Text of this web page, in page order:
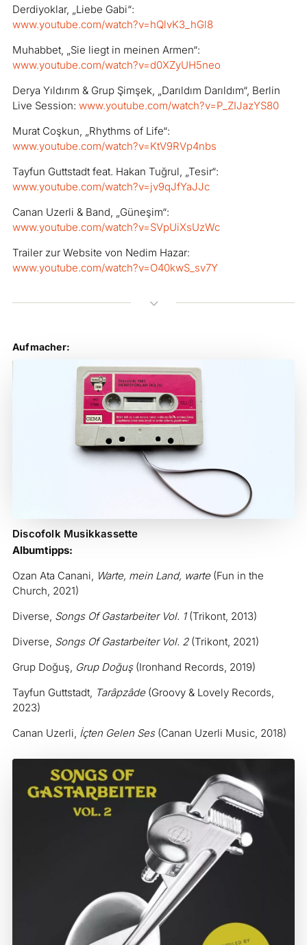
Derdiyoklar, „Liebe Gabi“:
www.youtube.com/watch?v=hQlvK3_hGl8
Muhabbet, „Sie liegt in meinen Armen“:
www.youtube.com/watch?v=d0XZyUH5neo
Derya Yıldırım & Grup Şimşek, „Darıldım Darıldım“, Berlin
Live Session: www.youtube.com/watch?v=P_ZIJazYS80
Murat Coşkun, „Rhythms of Life“:
www.youtube.com/watch?v=KtV9RVp4nbs
Tayfun Guttstadt feat. Hakan Tuğrul, „Tesir“:
www.youtube.com/watch?v=jv9qJfYaJJc
Canan Uzerli & Band, „Güneşim“:
www.youtube.com/watch?v=SVpUiXsUzWc
Trailer zur Website von Nedim Hazar:
www.youtube.com/watch?v=O40kwS_sv7Y
3
Aufmacher:
Discofolk Musikkassette
Albumtipps:
Ozan Ata Canani, Warte, mein Land, warte(Fun in the
Church, 2021)
Diverse, Songs Of Gastarbeiter Vol. 1(Trikont, 2013)
Diverse, Songs Of Gastarbeiter Vol. 2(Trikont, 2021)
Grup Doğuş, Grup Doğuş(Ironhand Records, 2019)
Tayfun Guttstadt, Tarâpzâde(Groovy & Lovely Records,
2023)
Canan Uzerli, İçten Gelen Ses(Canan Uzerli Music, 2018)